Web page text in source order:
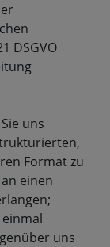
DSGVO
uns
Format zu
einen
einmal
uns